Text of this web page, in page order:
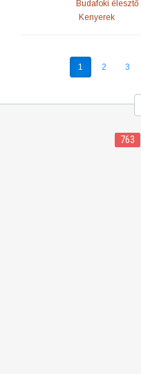
Budafoki élesztő
Kenyerek
1 2 3
763